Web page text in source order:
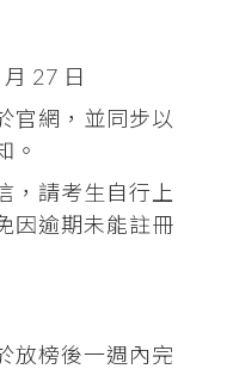
27 日
官網，並同步以
。
，請考生自行上
因逾期未能註冊
放榜後一週內完